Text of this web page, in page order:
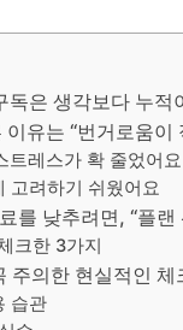
독은 생각보다 누적
유는 “번거로움이
트레스가 확 줄었어요
고려하기 쉬웠어요
를 낮추려면, “플
크한 3가지
주의한 현실적인 체
습관